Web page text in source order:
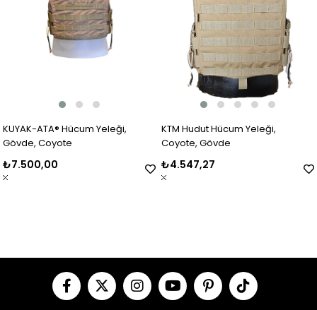
KUYAK-ATA® Hücum Yeleği,
Gövde, Coyote
₺7.500,00
KTM Hudut Hücum Yeleği,
Coyote, Gövde
₺4.547,27